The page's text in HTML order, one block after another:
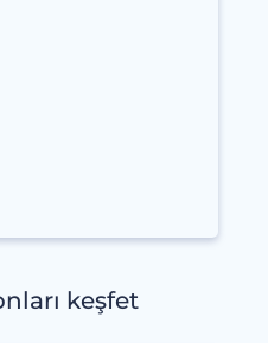
keşfet